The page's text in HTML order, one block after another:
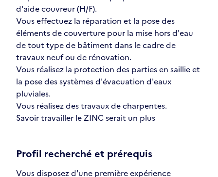
d'aide couvreur (H/F).
Vous effectuez la réparation et la pose des
éléments de couverture pour la mise hors d'eau
de tout type de bâtiment dans le cadre de
travaux neuf ou de rénovation.
Vous réalisez la protection des parties en saillie et
la pose des systèmes d'évacuation d'eaux
pluviales.
Vous réalisez des travaux de charpentes.
Savoir travailler le ZINC serait un plus
Profil recherché et prérequis
Vous disposez d'une première expérience